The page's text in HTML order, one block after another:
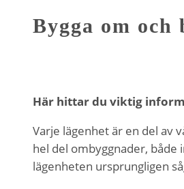
Bygga om och
Här hittar du viktig
Varje lägenhet är en del av
hel del ombyggnader, både
lägenheten ursprungligen